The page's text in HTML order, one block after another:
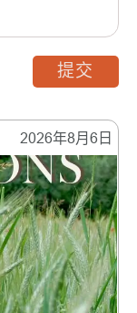
2026年8月6日
提交